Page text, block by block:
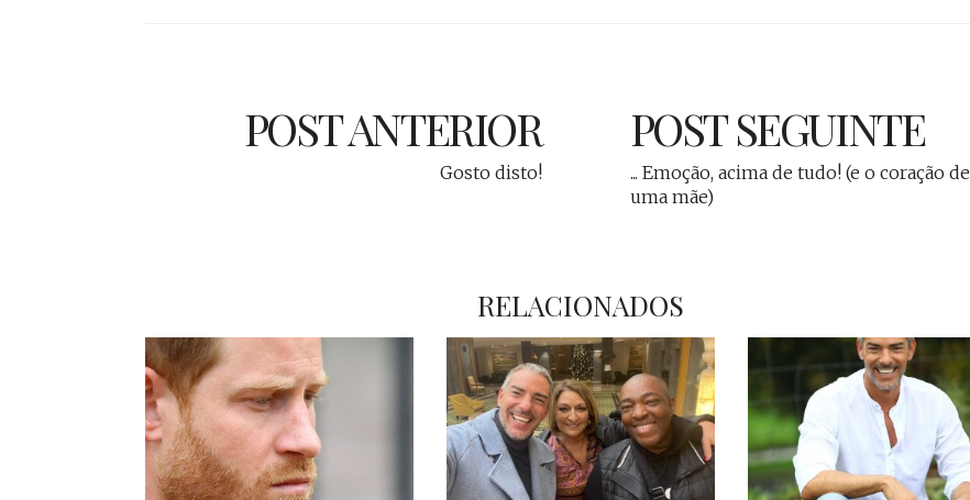
POST ANTERIOR
Gosto disto!
POST SEGUINTE
... Emoção, acima de tudo! (e o coração de
uma mãe)
RELACIONADOS